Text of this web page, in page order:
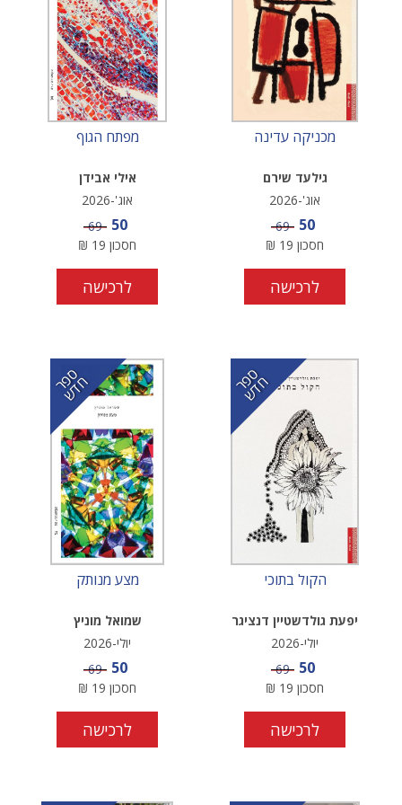
מכניקה עדינה
גילעד שירם
אוג'-2026
מחיר מבצע
50 מחיר
69
חסכון 19
₪
לרכישה
מפתח הגוף
אילי אבידן
אוג'-2026
מחיר מבצע
50 מחיר
69
חסכון 19
₪
לרכישה
ס
פ
ר
ח
ד
ש
הקול בתוכי
יפעת גולדשטיין דנציגר
יולי-2026
מחיר מבצע
50 מחיר
69
חסכון 19
₪
לרכישה
ס
פ
ר
ח
ד
ש
מצע מנותק
שמואל מוניץ
יולי-2026
מחיר מבצע
50 מחיר
69
חסכון 19
₪
לרכישה